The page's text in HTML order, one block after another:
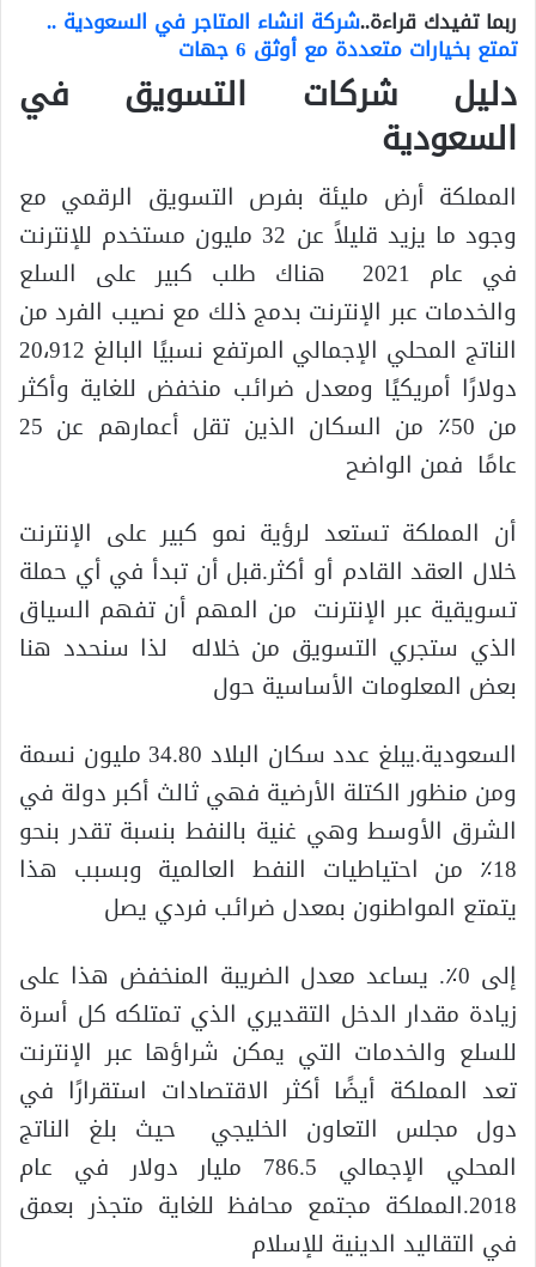
ربما تفيدك قراءة..شركة انشاء المتاجر في السعودية ..
تمتع بخيارات متعددة مع أوثق 6 جهات
دليل شركات التسويق في
السعودية
المملكة أرض مليئة بفرص التسويق الرقمي مع
وجود ما يزيد قليلاً عن 32 مليون مستخدم للإنترنت
في عام 2021 هناك طلب كبير على السلع
والخدمات عبر الإنترنت بدمج ذلك مع نصيب الفرد من
الناتج المحلي الإجمالي المرتفع نسبيًا البالغ 20،912
دولارًا أمريكيًا ومعدل ضرائب منخفض للغاية وأكثر
من 50٪ من السكان الذين تقل أعمارهم عن 25
عامًا فمن الواضح
أن المملكة تستعد لرؤية نمو كبير على الإنترنت
خلال العقد القادم أو أكثر.قبل أن تبدأ في أي حملة
تسويقية عبر الإنترنت من المهم أن تفهم السياق
الذي ستجري التسويق من خلاله لذا سنحدد هنا
بعض المعلومات الأساسية حول
السعودية.يبلغ عدد سكان البلاد 34.80 مليون نسمة
ومن منظور الكتلة الأرضية فهي ثالث أكبر دولة في
الشرق الأوسط وهي غنية بالنفط بنسبة تقدر بنحو
18٪ من احتياطيات النفط العالمية وبسبب هذا
يتمتع المواطنون بمعدل ضرائب فردي يصل
إلى 0٪. يساعد معدل الضريبة المنخفض هذا على
زيادة مقدار الدخل التقديري الذي تمتلكه كل أسرة
للسلع والخدمات التي يمكن شراؤها عبر الإنترنت
تعد المملكة أيضًا أكثر الاقتصادات استقرارًا في
دول مجلس التعاون الخليجي حيث بلغ الناتج
المحلي الإجمالي 786.5 مليار دولار في عام
2018.المملكة مجتمع محافظ للغاية متجذر بعمق
في التقاليد الدينية للإسلام